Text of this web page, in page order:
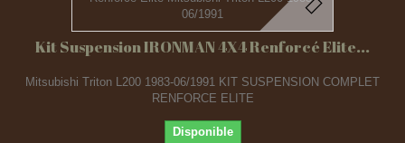
Kit Suspension IRONMAN 4X4 Renforcé Elite...
Mitsubishi Triton L200 1983-06/1991 KIT SUSPENSION COMPLET
RENFORCE ELITE
Disponible